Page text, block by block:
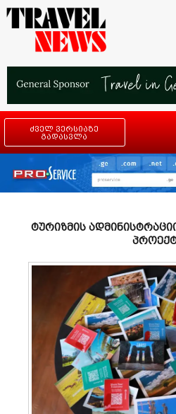
ძველ ვერსიაზე
გადასვლა
ტურიზმის